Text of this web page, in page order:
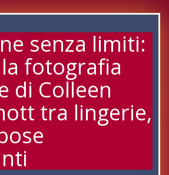
senza limiti:
fotografia
di Colleen
tra lingerie,